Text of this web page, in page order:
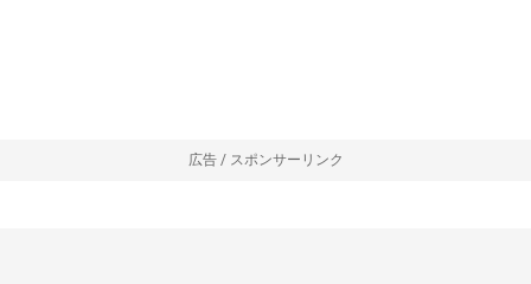
広告 / スポンサーリンク